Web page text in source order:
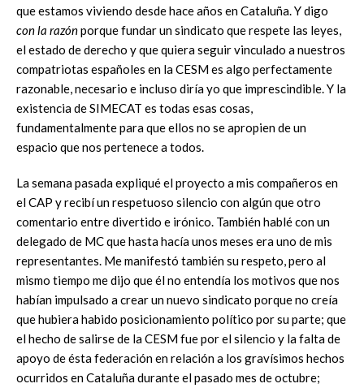
que estamos viviendo desde hace años en Cataluña. Y digo
con la razónporque fundar un sindicato que respete las leyes,
el estado de derecho y que quiera seguir vinculado a nuestros
compatriotas españoles en la CESM es algo perfectamente
razonable, necesario e incluso diría yo que imprescindible. Y la
existencia de SIMECAT es todas esas cosas,
fundamentalmente para que ellos no se apropien de un
espacio que nos pertenece a todos.
La semana pasada expliqué el proyecto a mis compañeros en
el CAP y recibí un respetuoso silencio con algún que otro
comentario entre divertido e irónico. También hablé con un
delegado de MC que hasta hacía unos meses era uno de mis
representantes. Me manifestó también su respeto, pero al
mismo tiempo me dijo que él no entendía los motivos que nos
habían impulsado a crear un nuevo sindicato porque no creía
que hubiera habido posicionamiento político por su parte; que
el hecho de salirse de la CESM fue por el silencio y la falta de
apoyo de ésta federación en relación a los gravísimos hechos
ocurridos en Cataluña durante el pasado mes de octubre;